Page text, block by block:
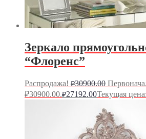
Зеркало
“Флоренс”
Распродажа! ₽30900.00
₽30900.00.₽27192.00Текущая